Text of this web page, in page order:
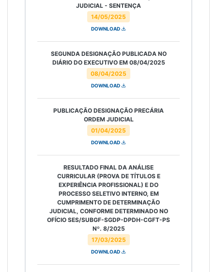
14/05/2025
JUDICIAL - SENTENÇA
DOWNLOAD
08/04/2025
SEGUNDA DESIGNAÇÃO PUBLICADA NO
DIÁRIO DO EXECUTIVO EM 08/04/2025
DOWNLOAD
01/04/2025
PUBLICAÇÃO DESIGNAÇÃO PRECÁRIA
ORDEM JUDICIAL
DOWNLOAD
17/03/2025
RESULTADO FINAL DA ANÁLISE
CURRICULAR (PROVA DE TÍTULOS E
EXPERIÊNCIA PROFISSIONAL) E DO
PROCESSO SELETIVO INTERNO, EM
CUMPRIMENTO DE DETERMINAÇÃO
JUDICIAL, CONFORME DETERMINADO NO
OFÍCIO SES/SUBGF-SGDP-DPDH-CGFT-PS
Nº. 8/2025
DOWNLOAD